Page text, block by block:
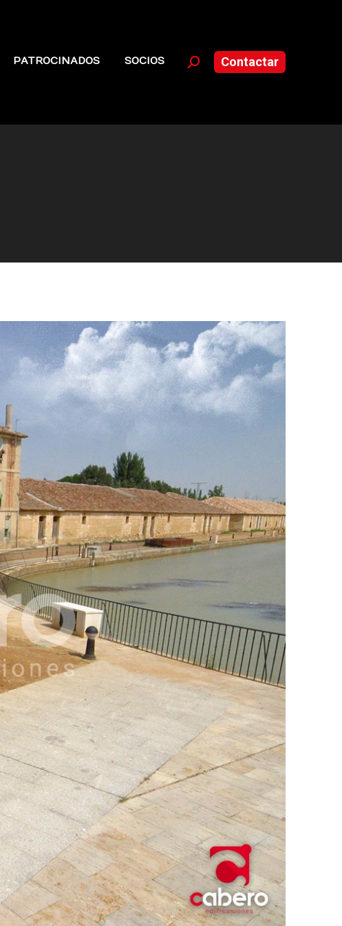
PATROCINADOS SOCIOS Buscar:Contactar